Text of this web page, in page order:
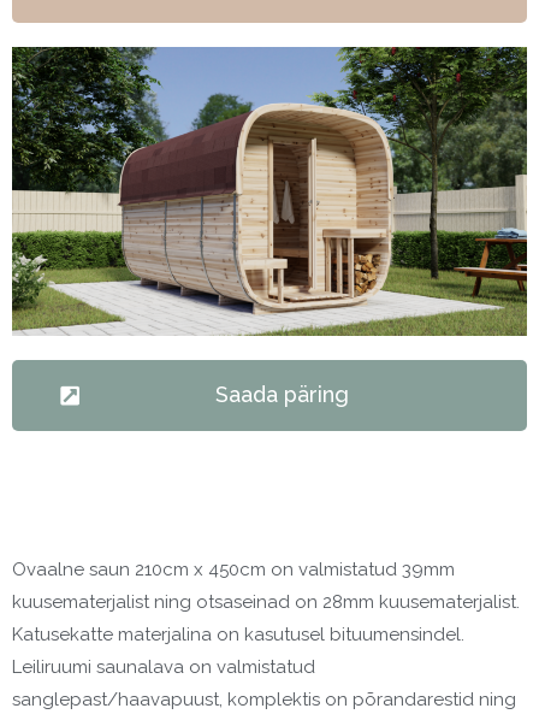
Saada päring
Ovaalne saun 210cm x 450cm on valmistatud 39mm
kuusematerjalist ning otsaseinad on 28mm kuusematerjalist.
Katusekatte materjalina on kasutusel bituumensindel.
Leiliruumi saunalava on valmistatud
sanglepast/haavapuust, komplektis on põrandarestid ning